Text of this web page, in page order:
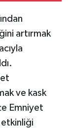
artırmak
ve kask
Emniyet
etkinliği